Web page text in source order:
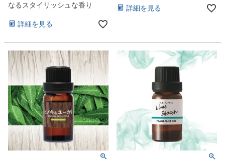
なるスタイリッシュな香り
詳細を見る
詳細を見る